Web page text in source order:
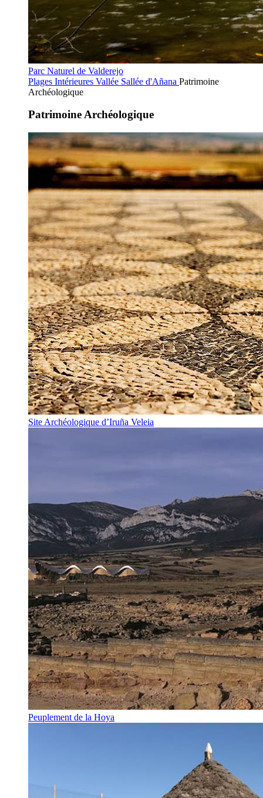
Parc Naturel de Valderejo
Plages Intérieures Vallée Sallée d'Añana Patrimoine
Archéologique
Patrimoine Archéologique
Site Archéologique d’Iruña Veleia
Peuplement de la Hoya